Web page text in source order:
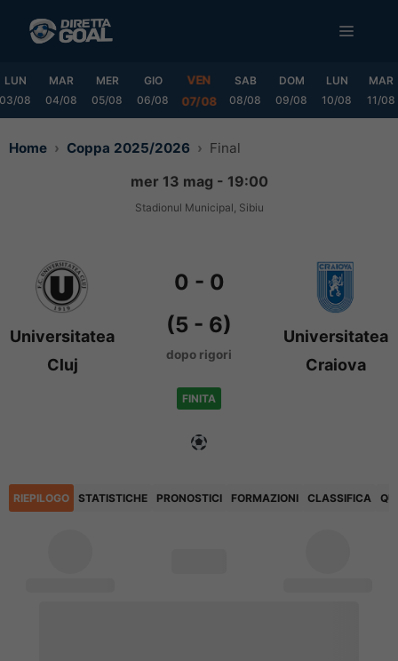
MENU
LUN
03/08
MAR
04/08
MER
05/08
GIO
06/08
VEN
07/08
SAB
08/08
DOM
09/08
LUN
10/08
MAR
11/08
Home Coppa 2025/2026 Final
mer 13 mag - 19:00
Stadionul Municipal, Sibiu
Universitatea
Cluj
0 - 0
(5 - 6)
dopo rigori
FINITA
Universitatea
Craiova
RIEPILOGO STATISTICHE PRONOSTICI FORMAZIONI CLASSIFICA